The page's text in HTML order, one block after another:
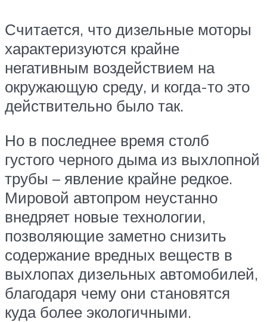
Считается, что дизельные моторы
характеризуются крайне
негативным воздействием на
окружающую среду, и когда-то это
действительно было так.
Но в последнее время столб
густого черного дыма из выхлопной
трубы – явление крайне редкое.
Мировой автопром неустанно
внедряет новые технологии,
позволяющие заметно снизить
содержание вредных веществ в
выхлопах дизельных автомобилей,
благодаря чему они становятся
куда более экологичными.